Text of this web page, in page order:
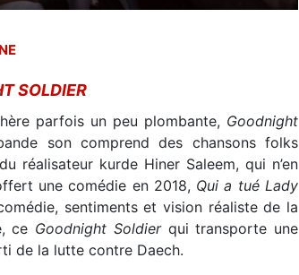
SOLDIER
parfois un peu plombante, Goodnight
son comprend des chansons folks
réalisateur kurde Hiner Saleem, qui n’en
une comédie en 2018, Qui a tué Lady
sentiments et vision réaliste de la
ce Goodnight Soldierqui transporte une
de la lutte contre Daech.